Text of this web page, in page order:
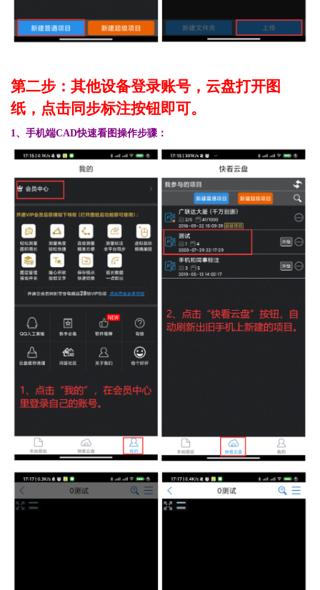
第二步：其他设备登录账号，云盘打开图
纸，点击同步标注按钮即可。
1、手机端CAD快速看图操作步骤：